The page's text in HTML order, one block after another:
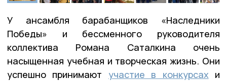
У ансамбля барабанщиков «Наследники
Победы» и бессменного руководителя
коллектива Романа Саталкина очень
насыщенная учебная и творческая жизнь. Они
успешно принимают участие в конкурсах и